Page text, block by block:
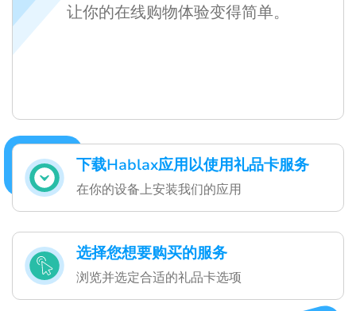
下载Hablax应用以使用礼品卡服务
在你的设备上安装我们的应用
选择您想要购买的服务
浏览并选定合适的礼品卡选项
让你的在线购物体验变得简单。